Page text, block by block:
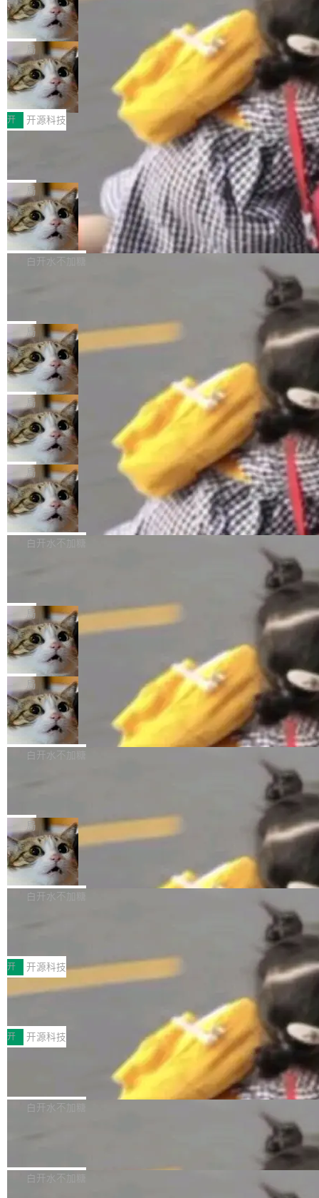
的人一直在用业余...
结果回答问题，而无需将问题转交给搜索引擎。
（<a href="https://bugzilla.mozilla.org/show_
bug.cgi?id=204...
工程师在这件事上没什么可谦虚的——他们用 W
orkers 跑了十年 Isolate。用 CEO Matthew Pri
nce 的话说：「我们一生都在用 Isolate 运行代
码，而 AI Agent 不需要容器，它们需要的是 Iso
late。」 容器为什么不合适 容器的问题在于启动
和销毁都太重了。一个 Agent 要执行的任务可能
只需要几毫秒的 CPU 时间，但容器从冷启动到
就绪要花数秒。如果未来有十...
OpenAI 公开邮件和聊天记录回应苹果
诉讼，称“Apple is getting this wron
g”
上个月，苹果一纸诉状把 OpenAI 告上法庭，指
控其挖角苹果前员工并窃取商业秘密。苹果的诉
状把 OpenAI 描述成一个系统性地从前东家挖
人、套取机密信息的对手。 OpenAI 没发律师
函，也没选择庭外沉默。它在官网贴了一篇博
文，标题只有六个字：Apple is getting this wro
ng。 然后，它把邮件往来和 iMessage 聊天记
录全贴了出来。 他发错人了 苹果外部律师 Gabr
iel Gross 来自 Weil 律所，2 月 23 日下午 5:53
给 OpenAI 总法律顾问 Che Chang 发了封邮
件，附了一封长信，要求 OpenAI 配合调查前苹
果员工带走机密信...
局
HUAWEI MatePad Edge上架WorkBu
ddy鸿蒙PC版，说话就能干活的AI办公
搭子
全能AI工作台WorkBuddy鸿蒙PC版上架HUAWE
I MatePad Edge应用市场，直接下载即可使
用，与鸿蒙电脑上的体验一致。值得一提的是，
这是目前市面上唯一支持平板接入WorkBuddy P
C版的产品，搭载“人机双写”重磅功能——你写
你的，AI写AI的，同屏协作互不干扰。一句话让
AI帮你干活，现在开启全新体验！ 温馨提示：
体验WorkBuddy鸿蒙PC版前，请将 HUAWEI M
atePad Edge 升级至 HarmonyOS 6.1.0.135S
P9 patch03及以上版本。 *升级路径：设置 > 搜
开 开源科技
FFmpeg 9.0 发布：代号“Lei”，以此纪
全球知名开源多媒体框架 FFmpeg 今天正式发
布了 9.0 版本。这个版本除了带来新一代音视频
处理能力和硬件加速支持之外，还有一个特殊之
处：FFmpeg 9.0 的代号是“Lei”。 这个名字，
来自中国开发者雷霄骅（Lei Xiaohua）。 对于
很多中国音视频开发者而言，这个名字并不陌
“启蒙老师”。 而今年，恰好是雷霄骅离世十周
年。FFmpeg 社区最终选择用一个大版本的名
字，留下了这份纪念。 雷霄骅曾是中国传媒大学
数字电视技术方向的博士生，长期从事视频、音
频技...
局
亚马逊成本失控：AI 写代码烧掉 1215
万元，超预算 860%
外媒近日曝光了亚马逊的多份内部报告显示，AI
导致公司在多个项目上超支。《金融时报》报道
编写程序，目标是完成电商平台作者信息与商品
列表的数据匹配 —— 一项常规的数据处理任
务，最终却产生了 180 万美元的账单，实际支出
超出原定预算 860%。 更令人意外的是，该项目
最终并未成功落地，而高额算力消耗持续运行长
达 5 个月，公司直到财务对账时才察觉异常。这
意味着一个无人看管的 AI 程序，在近半年时间
里日夜不停地"烧钱"。 复盘显示，...
白开水不加糖
e CEO Clément Delangue 在 CNBC 的采访里
没有拐弯抹角。他说中国正在赢得 AI 竞赛，而
且按目前的速度，中国 AI 工具预计在今年底或
2027 年就能追上美国前沿实验室的水平。 Dela
ngue 把原因归结为一件事：开放协作。中国的
AI 开发者在一个共享和协作的生态里加速迭代，
而美国模型厂商在"闭门造车"。他的原话是 "buil
ding in silos"——各自为战，互不通气。 这个判
断从他嘴里说出来分量不同。Hugging Face 是
全球最大的开源 AI 平台，上面跑着上百万个模
型。谁在开源赛道上领先，...
局
当 AI agent 把源码变成了最好的扩展系
统，开发者工具必须开源
五年前，David Crawshaw 问过很多软件工程师
一个问题：你写过什么给自己用的程序？答案几
乎都是没有。工程师们整天用别人写的程序写程
序给别人用。偶尔有人自己写个博客系统、智能
家居控制、家庭实验室，都算稀奇事。 Crawsh
aw 是 Shelley 的作者，一个开源 AI coding age
nt。他最近在博客上写了一篇文章，核心论点很
简单：开发者工具必须开源。 理由不是传统的自
由软件情怀，而是一个跟 AI agent 直接相关的
技术判断。 两行 prompt 就能个性化任何软件 C
局
DeepSeek Harness 宣布内测邀请，全
网最大规模开源 Agent 路演现场诞生
一条内测招募帖，发出去的时候大概没人想到它
会变成一场开源 Agent 生态的路演。 8月1日，
DeepSeek Harness 团队负责人崔添翼（tiany
i）在 X 上发帖： 「如果你是 Agent Harness 相
关开源项目的开发者，希望参加 DeepSeek Har
ness 的内测，可以回复或私信联系我。请附上
Harness 负责把能力落到真实环境中——调用工
具、读写文件、管理上下文、处理错误、完成闭
环。崔添翼招人的标...
局
商汤 SenseNova U1.5-Lite-Preview
开源
商汤科技宣布面向社区开源轻量级统一多模态模
型的预览版本 SenseNova U1.5-Lite-Preview。
理解、推理、生成与编辑，还仅以 8B-MoT 的轻
量大小，将能力推进到4K、更精细的真实质感、
更复杂的视觉控制和可持续迭代编辑。 相比 U
1，U1.5-Lite-Preview 在以下方向上带来了显著
提升： 原生支持4K图像生成； 更精细的局部纹
理、细节与真实世界质感； 更准确的中英文文字
生成与复杂版式组织； 更稳定的图...
白开水不加糖
nap。这次是 hwctl——一个用来检查 Ubuntu
硬件认证状态的命令行工具。 Canonical 工程师
Alan Griffiths 在邮件列表中说得很直白：「hwc
tl 是一个 Ubuntu 专有的包，它和它的依赖项都
是 Ubuntu 专有的，不会用在其他发行版上。」
所以 deb 版本的受众实际上为零。既然只有 Ub
untu 用户在用，那用 snap 打包就没什么可纠结
的。 从 deb 到 snap 的迁移路径 hwctl 是 rust-
hwlib 硬件 API 库的一部分，命令行工具负责查
局
Dario Amodei 担心新人来 Anthropic
只为金钱，不为使命
顶级 AI 研究员在两家公司之间来回跳，中间只
隔了几天。 Lilian Weng 上周刚宣布因健康原因
离开 Thinking Machines Lab，说自己作为联合
创始人的角色「太累了」。几天后，The Inform
ation 就曝出她将重回 OpenAI，负责递归自我
改进方向的研究。她是 Thinking Machines 过
一在人才争夺战中失血的公司。六月，Google
连失两员大将：Noam Shazeer 去了 Op...
局
FFmpeg 9.0 发布
FFmpeg 9.0 现已发布，包含多项改进。官方更
新日志列出的 9.0 版本主要更新内容如下： 扩
er HE-AAC 960 解码 (DAB+) transpose_cuda
filter 添加 AMF Frame Rate Converter (vf_frc
_amf) filter SMPTE 2094-50 元数据支持和直
通 ProRes RAW VideoToolbox 硬件加速器 AP
V ...
白开水不加糖
Code 在 X 上发帖：「DeepSeek Flash did 8T
tokens on August 1st. 5T of free usage + 3T
on OpenCode Go.」79.8 万次浏览，连带着 #
DeepSeek一天消耗了8万亿# 上了微博热搜——
注意这是 OpenCode 一家的消耗。 OpenCode
不完。」5T 来自免费额度，3T 来自 Go...
局
NetBSD 11.0 正式发布
NetBSD 11.0 现已正式发布，这是 NetBSD 操
作系统的第十八个主要版本。 自 NetBSD 10.1
ve JH71XX 的设备，例如 VisionFive 2、PINE
64 STAR64，以及 QEMU。 增强了对 POSIX.1
-2024 和 C23 编程接口标准的兼容性。 compat
_linux(8) 增强了对 Linux 系统调用的支持，包
括 epoll（围绕 kqueue 实现）、POSIX 消息队
列、...
白开水不加糖
案
享会在上海举办。鸿蒙生态的全场景智慧营销平
台鲸鸿动能协同华为游戏中心，面向游戏行业开
发者及生态伙伴，系统呈现了平台在游戏领域的
完整能力版图——从IAP高价值用户的全周期经
营、到IAA游戏的“买变一体”正循环、再到联运与
广告协同的全链路经营闭环，以及面向全球市场
的出海增长布局。 华为终端云业务商业化销售负
责人在开场致辞中表示，游戏开发者的核心诉求
已不再是“多一个投放渠道”，而是一套能够持续
高质量游戏...
开 开源科技
技嘉X3D系列再添新成员 B850 AORU
面向AMD Ryzen X3D处理器玩家，技嘉X3D系
列主板阵容迎来新成员——B850 AORUS ELITE
X3D。作为面向主流高性能平台打造的全新主板
产品，B850 AORUS ELITE X3D延续技嘉在X3
D平台优化上的技术积累，旨在为游戏玩家带来
更稳定、更高效的装机选择。 B850 AORUS ELI
式2.0，可根据不同使用场景释放处理器潜力，
开 开源科技
Zadig v5.0 发布：AI 发布专员与 AI 审
我们团队这几天最大的卡点不是 AI 写得不够
好，是 AI 写得太好了。 好到审查排期从两天的
过 1528 名开发者，85% 说 AI 把瓶颈从写代码
白开水不加糖
数据库，有一个图形后端。作为一个原生的 Gra
白开水不加糖